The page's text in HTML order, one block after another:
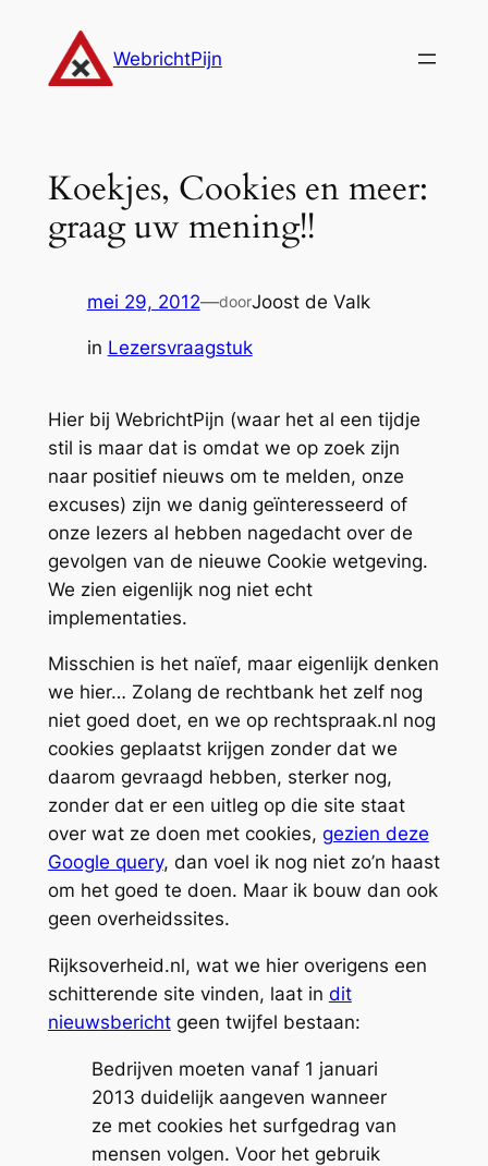
WebrichtPijn
Koekjes, Cookies en meer:
graag uw mening!!
mei 29, 2012—doorJoost de Valk
in Lezersvraagstuk
Hier bij WebrichtPijn (waar het al een tijdje
stil is maar dat is omdat we op zoek zijn
naar positiefnieuws om te melden, onze
excuses) zijn we danig geïnteresseerd of
onze lezers al hebben nagedacht over de
gevolgen van de nieuwe Cookie wetgeving.
We zien eigenlijk nog niet echt
implementaties.
Misschien is het naïef, maar eigenlijk denken
we hier… Zolang de rechtbank het zelf nog
niet goed doet, en we op rechtspraak.nl nog
cookies geplaatst krijgen zonder dat we
daarom gevraagd hebben, sterker nog,
zonder dat er een uitleg op die site staat
over wat ze doen met cookies, gezien deze
Google query, dan voel ik nog niet zo’n haast
om het goed te doen. Maar ik bouw dan ook
geen overheidssites.
Rijksoverheid.nl, wat we hier overigens een
schitterende site vinden, laat in dit
nieuwsberichtgeen twijfel bestaan:
Bedrijven moeten vanaf 1 januari
2013 duidelijk aangeven wanneer
ze met cookies het surfgedrag van
mensen volgen. Voor het gebruik